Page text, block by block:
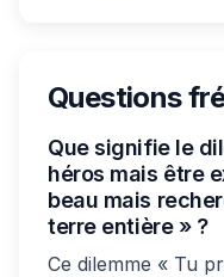
Questions
Que signifie le
héros mais être
beau mais
terre entière » ?
Ce dilemme « Tu